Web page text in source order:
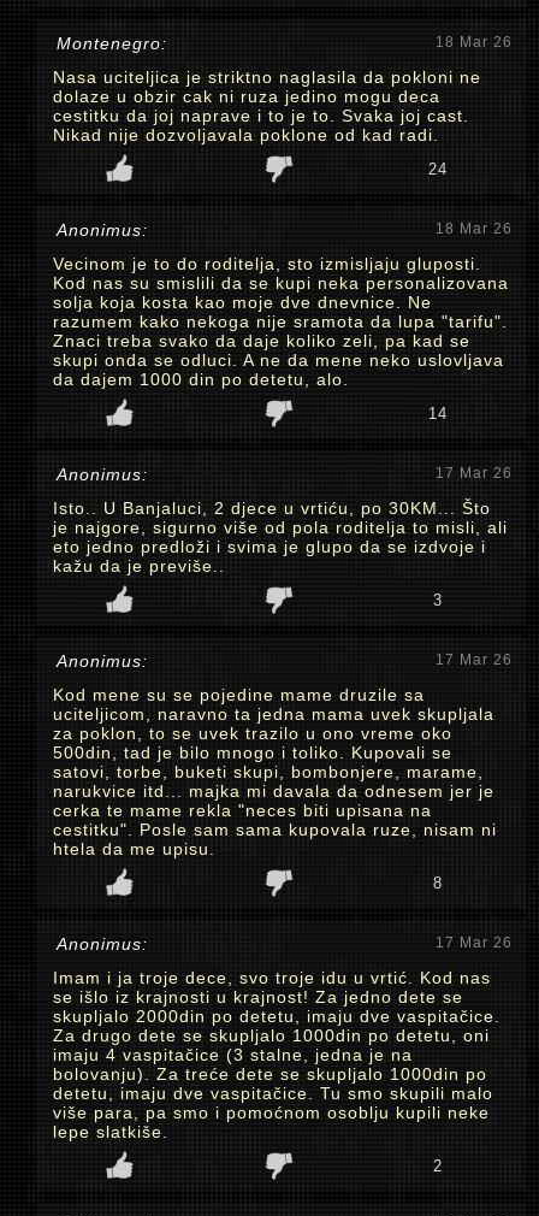
Montenegro: 18 Mar 26
Nasa uciteljica je striktno naglasila da pokloni ne
dolaze u obzir cak ni ruza jedino mogu deca
cestitku da joj naprave i to je to. Svaka joj cast.
Nikad nije dozvoljavala poklone od kad radi.
24
Anonimus: 18 Mar 26
Vecinom je to do roditelja, sto izmisljaju gluposti.
Kod nas su smislili da se kupi neka personalizovana
solja koja kosta kao moje dve dnevnice. Ne
razumem kako nekoga nije sramota da lupa "tarifu".
Znaci treba svako da daje koliko zeli, pa kad se
skupi onda se odluci. A ne da mene neko uslovljava
da dajem 1000 din po detetu, alo.
14
Anonimus: 17 Mar 26
Isto.. U Banjaluci, 2 djece u vrtiću, po 30KM... Što
je najgore, sigurno više od pola roditelja to misli, ali
eto jedno predloži i svima je glupo da se izdvoje i
kažu da je previše..
3
Anonimus: 17 Mar 26
Kod mene su se pojedine mame druzile sa
uciteljicom, naravno ta jedna mama uvek skupljala
za poklon, to se uvek trazilo u ono vreme oko
500din, tad je bilo mnogo i toliko. Kupovali se
satovi, torbe, buketi skupi, bombonjere, marame,
narukvice itd... majka mi davala da odnesem jer je
cerka te mame rekla "neces biti upisana na
cestitku". Posle sam sama kupovala ruze, nisam ni
htela da me upisu.
8
Anonimus: 17 Mar 26
Imam i ja troje dece, svo troje idu u vrtić. Kod nas
se išlo iz krajnosti u krajnost! Za jedno dete se
skupljalo 2000din po detetu, imaju dve vaspitačice.
Za drugo dete se skupljalo 1000din po detetu, oni
imaju 4 vaspitačice (3 stalne, jedna je na
bolovanju). Za treće dete se skupljalo 1000din po
detetu, imaju dve vaspitačice. Tu smo skupili malo
više para, pa smo i pomoćnom osoblju kupili neke
lepe slatkiše.
2